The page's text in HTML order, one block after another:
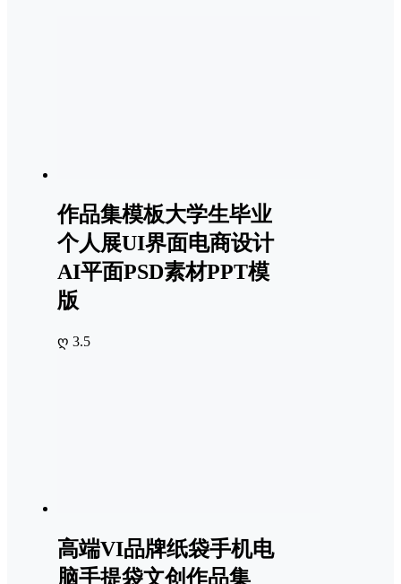
作品集模板大学生毕业
个人展UI界面电商设计
AI平面PSD素材PPT模
版
ღ 3.5
高端VI品牌纸袋手机电
脑手提袋文创作品集